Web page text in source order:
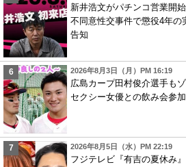
新井浩文がパチンコ営業開
不同意性交事件で懲役4年
告知
2026年8月3日（月）PM 16:19
広島カープ田村俊介選手も
セクシー女優との飲み会参
2026年8月5日（水）PM 22:19
フジテレビ『有吉の夏休み